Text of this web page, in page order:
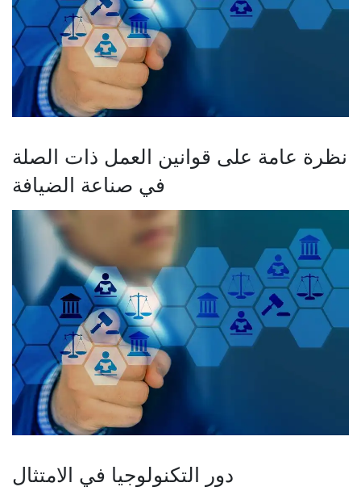
نظرة عامة على قوانين العمل ذات الصلة
في صناعة الضيافة
دور التكنولوجيا في الامتثال